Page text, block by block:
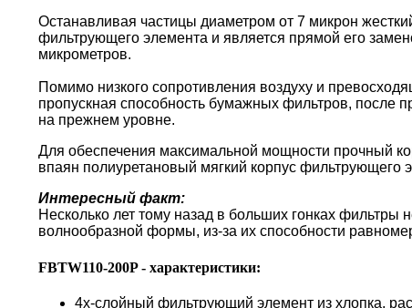
Останавливая частицы диаметром от 7 микрон
фильтрующего элемента и является прямой его
микрометров.
Помимо низкого сопротивления воздуху и
пропускная способность бумажных фильтров, после
на прежнем уровне.
Для обеспечения максимальной мощности прочный
впаян полиуретановый мягкий корпус фильтрующего
Интересный факт:
Несколько лет тому назад в больших гонках
волнообразной формы, из-за их способности
FBTW110-200P - характеристики:
4х-слойный фильтрующий элемент из хлопка,